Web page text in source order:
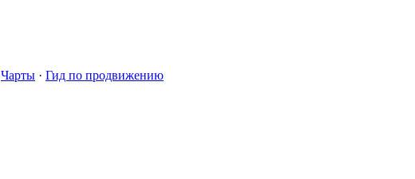
Чарты · Гид по продвижению